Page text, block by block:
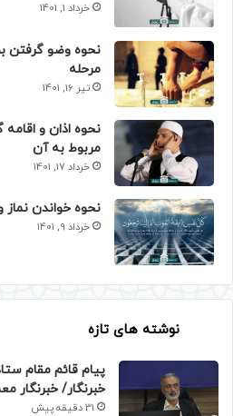
خرداد 1, 1401
نحوه وضو گرفتن
مرحله
تیر 16, 1401
نحوه اذان و
مربوط به آن
خرداد 17, 1401
نحوه خواندن
خرداد 9, 1401
نوشته های تازه
پیام قائم مقام
خبرنگار/ خبرنگار
31 دقیقه پیش